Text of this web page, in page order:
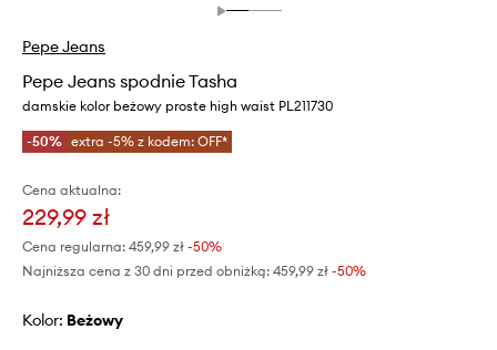
Pepe Jeans
Pepe Jeans spodnie Tasha
damskie kolor beżowy proste high waist PL211730
-50% extra -5% z kodem: OFF*
Cena aktualna:
229,99 zł
Cena regularna: 459,99 zł -50%
Najniższa cena z 30 dni przed obniżką: 459,99 zł -50%
Kolor: beżowy